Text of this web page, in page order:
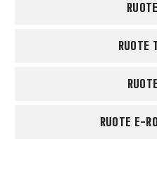
RUOTE
RUOTE E-